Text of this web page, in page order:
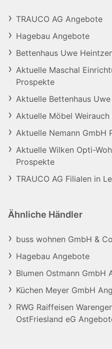
TRAUCO AG Angebote
Hagebau Angebote
Bettenhaus Uwe
Aktuelle Maschal
Prospekte
Aktuelle Bettenhaus
Aktuelle Möbel
Aktuelle Nemann GmbH
Aktuelle Wilken Opti-
Prospekte
TRAUCO AG Filialen in
Ähnliche Händler
buss wohnen GmbH &
Hagebau Angebote
Blumen Ostmann GmbH
Küchen Meyer GmbH
RWG Raiffeisen
OstFriesland eG